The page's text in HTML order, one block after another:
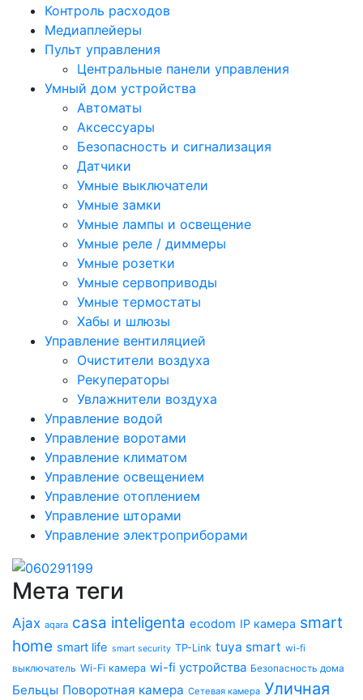
Контроль расходов
Медиаплейеры
Пульт управления
Центральные панели управления
Умный дом устройства
Автоматы
Аксессуары
Безопасность и сигнализация
Датчики
Умные выключатели
Умные замки
Умные лампы и освещение
Умные реле / диммеры
Умные розетки
Умные сервоприводы
Умные термостаты
Хабы и шлюзы
Управление вентиляцией
Очистители воздуха
Рекуператоры
Увлажнители воздуха
Управление водой
Управление воротами
Управление климатом
Управление освещением
Управление отоплением
Управление шторами
Управление электроприборами
Мета теги
Ajax aqara casa inteligenta ecodom IP камера smart
home smart life smart security TP-Link tuya smart wi-fi
выключатель Wi-Fi камера wi-fi устройства Безопасность дома
Бельцы Поворотная камера Сетевая камера Уличная